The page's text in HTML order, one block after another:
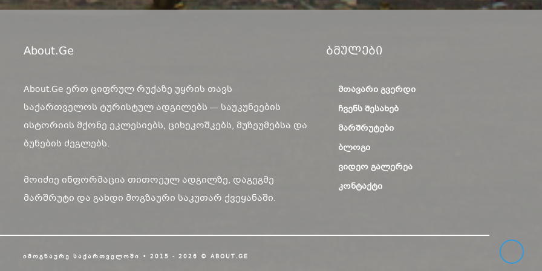
About.ge
About.Ge ერთ ციფრულ რუქაზე უყრის თავს
საქართველოს ტურისტულ ადგილებს — საუკუნეების
ისტორიის მქონე ეკლესიებს, ციხეკოშკებს, მუზეუმებსა და
ბუნების ძეგლებს.
მოიძიე ინფორმაცია თითოეულ ადგილზე, დაგეგმე
მარშრუტი და გახდი მოგზაური საკუთარ ქვეყანაში.
Ბმულები
ᲛᲗᲐᲕᲐᲠᲘ ᲒᲕᲔᲠᲓᲘ
ᲩᲕᲔᲜᲡ ᲨᲔᲡᲐᲮᲔᲑ
ᲛᲐᲠᲨᲠᲣᲢᲔᲑᲘ
ᲑᲚᲝᲒᲘ
ᲕᲘᲓᲔᲝ ᲒᲐᲚᲔᲠᲔᲐ
ᲙᲝᲜᲢᲐᲥᲢᲘ
ᲘᲛᲝᲒᲖᲐᲣᲠᲔ ᲡᲐᲥᲐᲠᲗᲕᲔᲚᲝᲨᲘ • 2015 - 2026 © ABOUT.GE